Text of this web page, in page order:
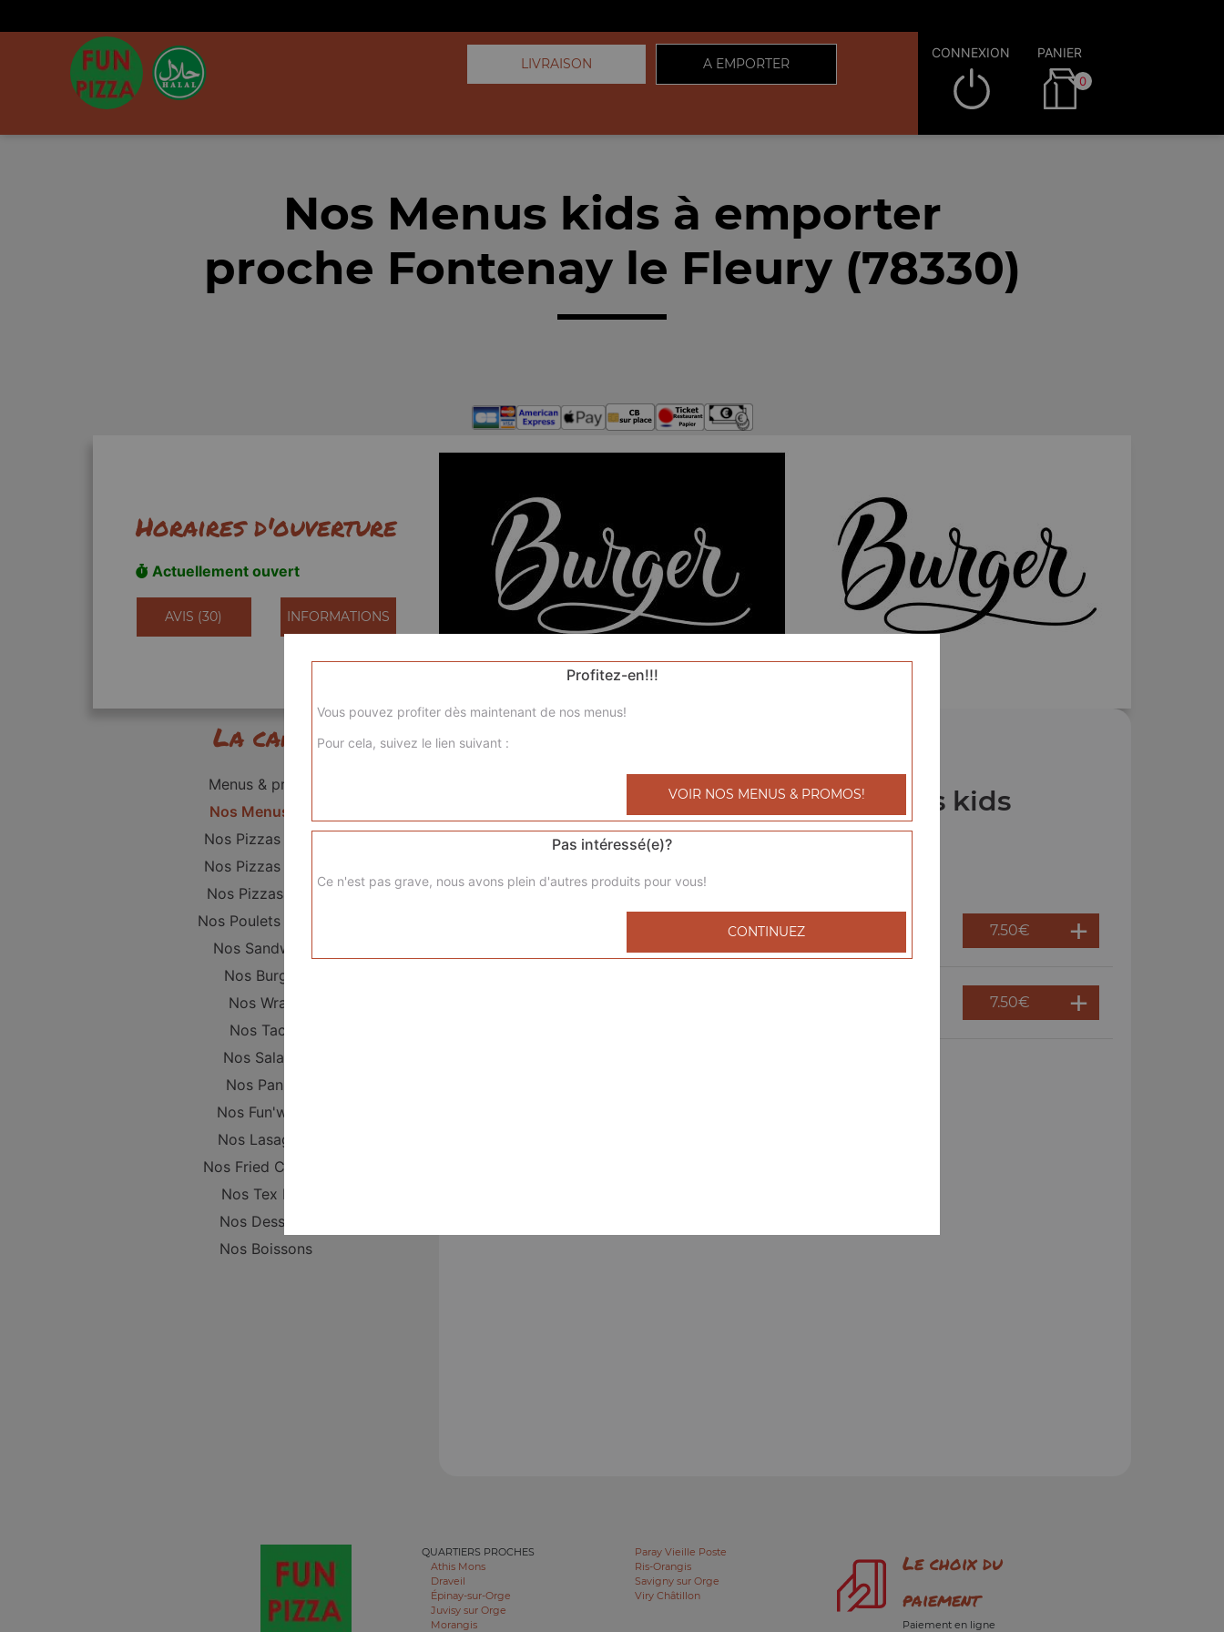
LIVRAISON A EMPORTER
CONNEXION PANIER
0
Nos Menus kids à emporter
proche Fontenay le Fleury (78330)
Horaires d'ouverture
Actuellement ouvert
AVIS (30) INFORMATIONS
La carte
Menus & promos
Nos Menus kids
Nos Pizzas Junior
Nos Pizzas Sénior
Nos Pizzas Méga
Nos Poulets Braisés
Nos Sandwichs
Nos Burgers
Nos Wraps
Nos Tacos
Nos Salades
Nos Paninis
Nos Fun'wichs
Nos Lasagnes
Nos Fried Chicken
Nos Tex Mex
Nos Desserts
Nos Boissons
Nos Menus kids
7.50€
7.50€
QUARTIERS PROCHES
Athis Mons
Draveil
Épinay-sur-Orge
Juvisy sur Orge
Morangis
Paray Vieille Poste
Ris-Orangis
Savigny sur Orge
Viry Châtillon
Le choix du
paiement
Paiement en ligne
Profitez-en!!!
Vous pouvez profiter dès maintenant de nos menus!
Pour cela, suivez le lien suivant :
VOIR NOS MENUS & PROMOS!
Pas intéressé(e)?
Ce n'est pas grave, nous avons plein d'autres produits pour vous!
CONTINUEZ